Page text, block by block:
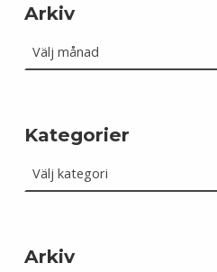
Arkiv
Kategorier
Arkiv